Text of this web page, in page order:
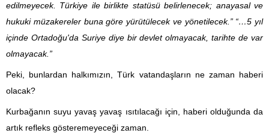
edilmeyecek. Türkiye ile birlikte statüsü belirlenecek; anayasal ve
hukuki müzakereler buna göre yürütülecek ve yönetilecek.” “…5 yıl
içinde Ortadoğu'da Suriye diye bir devlet olmayacak, tarihte de var
olmayacak.”
Peki, bunlardan halkımızın, Türk vatandaşların ne zaman haberi
olacak?
Kurbağanın suyu yavaş yavaş ısıtılacağı için, haberi olduğunda da
artık refleks gösteremeyeceği zaman.